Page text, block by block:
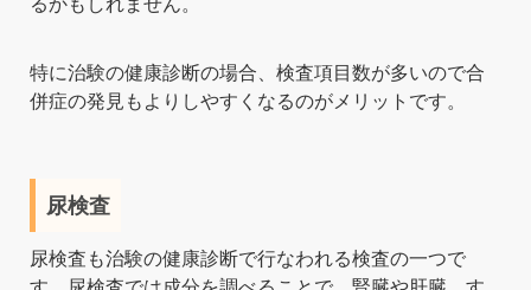
特に治験の健康診断の場合、検査項目数が多いので合
併症の発見もよりしやすくなるのがメリットです。
尿検査
尿検査も治験の健康診断で行なわれる検査の一つで